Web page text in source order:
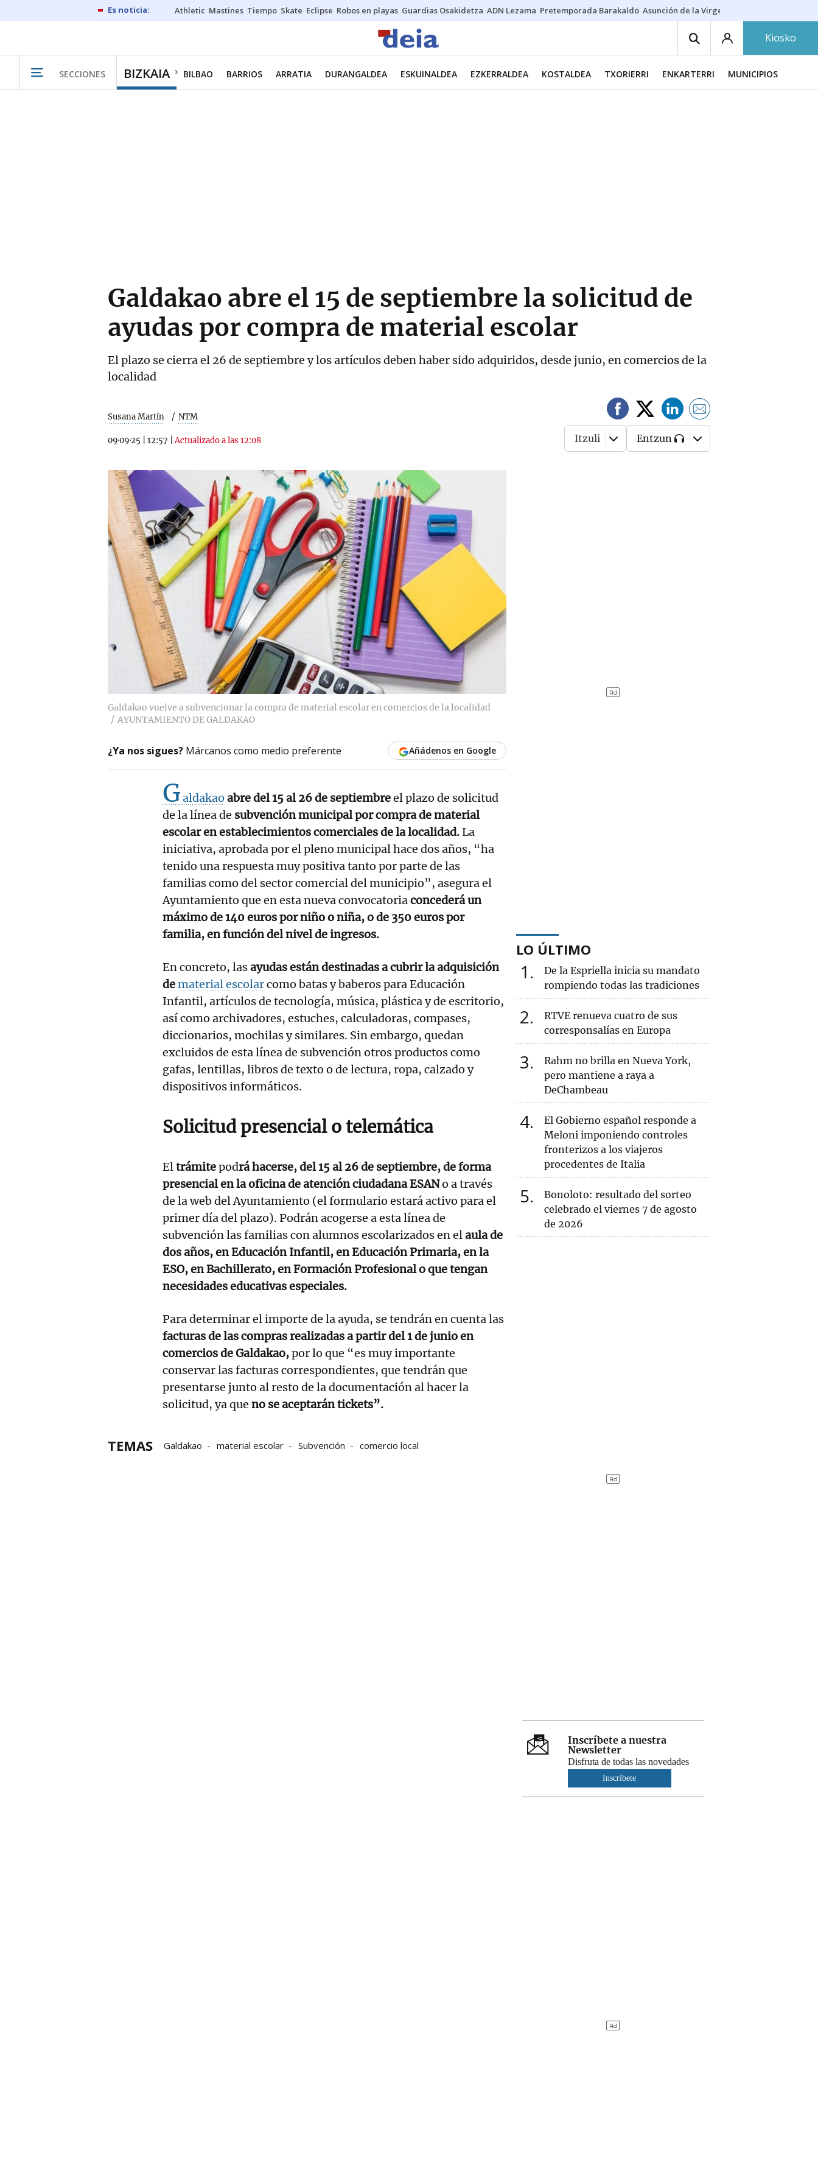
Athletic Mastines Tiempo Skate Eclipse Robos en playas Guardias Osakidetza ADN Lezama Pretemporada Barakaldo Asunción de la Virgen
Kiosko
SECCIONES BIZKAIA BILBAO BARRIOS ARRATIA DURANGALDEA ESKUINALDEA EZKERRALDEA KOSTALDEA TXORIERRI ENKARTERRI MUNICIPIOS
Galdakao abre el 15 de septiembre la solicitud de
ayudas por compra de material escolar
El plazo se cierra el 26 de septiembre y los artículos deben haber sido adquiridos, desde junio, en comercios de la
localidad
Susana Martín NTM
09·09·25 12:57 |Actualizado a las 12:08 Itzuli Entzun
Galdakao vuelve a subvencionar la compra de material escolar en comercios de la localidad
AYUNTAMIENTO DE GALDAKAO
¿Ya nos sigues? Márcanos como medio preferente Añádenos en Google
Galdakao abre del 15 al 26 de septiembreel plazo de solicitud
de la línea de subvención municipal por compra de material
escolaren establecimientos comerciales de la localidad.La
iniciativa, aprobada por el pleno municipal hace dos años, “ha
tenido una respuesta muy positiva tanto por parte de las
familias como del sector comercial del municipio”, asegura el
Ayuntamiento que en esta nueva convocatoriaconcederá un
máximo de 140 euros por niño o niña, o de 350 euros por
familia, en función del nivel de ingresos.
En concreto, lasayudas están destinadas a cubrir la adquisición
dematerial escolarcomo batas y baberos para Educación
Infantil, artículos de tecnología, música, plástica y de escritorio,
así como archivadores, estuches, calculadoras, compases,
diccionarios, mochilas y similares. Sin embargo, quedan
excluidos de esta línea de subvención otros productos como
gafas, lentillas, libros de texto o de lectura, ropa, calzado y
dispositivos informáticos.
Solicitud presencial o telemática
Eltrámitepodrá hacerse, del 15 al 26 de septiembre, de forma
presencial en la oficina de atención ciudadana ESANo a través
de la web del Ayuntamiento (el formulario estará activo para el
primer día del plazo). Podrán acogerse a esta línea de
subvención las familias con alumnos escolarizados en elaula de
dos años, en Educación Infantil, en Educación Primaria, en la
ESO, en Bachillerato, en Formación Profesional o que tengan
necesidades educativas especiales.
Para determinar el importe de la ayuda, se tendrán en cuenta las
facturas de las compras realizadas a partir del 1 de junio en
comercios de Galdakao,por lo que “es muy importante
conservar las facturas correspondientes, que tendrán que
presentarse junto al resto de la documentación al hacer la
solicitud, ya que no se aceptarán tickets”.
TEMAS Galdakao material escolar Subvención comercio local
LO ÚLTIMO
1
De la Espriella inicia su mandato
rompiendo todas las tradiciones
2
RTVE renueva cuatro de sus
corresponsalías en Europa
3
Rahm no brilla en Nueva York,
pero mantiene a raya a
DeChambeau
4
El Gobierno español responde a
Meloni imponiendo controles
fronterizos a los viajeros
procedentes de Italia
5
Bonoloto: resultado del sorteo
celebrado el viernes 7 de agosto
de 2026
Inscríbete a nuestra
Newsletter
Disfruta de todas las novedades
Inscríbete